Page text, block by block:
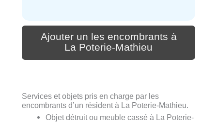
Ajouter un les encombrants à
La Poterie-Mathieu
Services et objets pris en charge par les
encombrants d’un résident à La Poterie-Mathieu.
Objet détruit ou meuble cassé à La Poterie-